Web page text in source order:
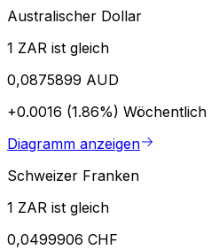
Australischer Dollar
1 ZAR ist gleich
0,0875899 AUD
+0.0016 (1.86%) Wöchentlich
Diagramm anzeigen
Schweizer Franken
1 ZAR ist gleich
0,0499906 CHF